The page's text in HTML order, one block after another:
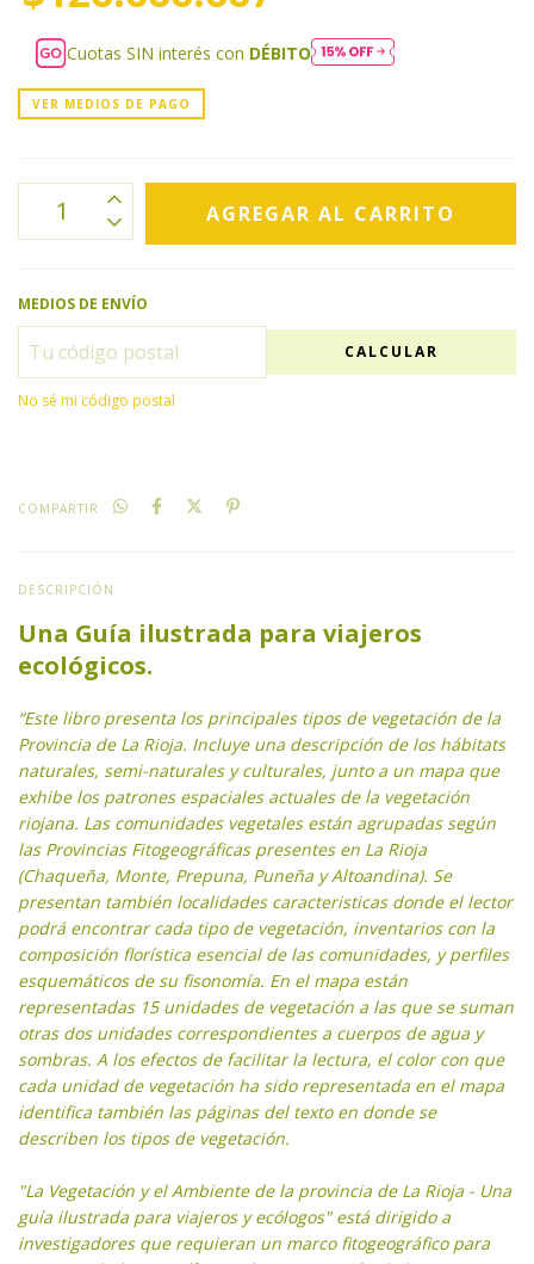
Cuotas SIN interés con DÉBITO
VER MEDIOS DE PAGO
MEDIOS DE ENVÍO
CALCULAR
No sé mi código postal
COMPARTIR
DESCRIPCIÓN
Una Guía ilustrada para viajeros
ecológicos.
“Este libro presenta los principales tipos de vegetación de la
Provincia de La Rioja. Incluye una descripción de los hábitats
naturales, semi-naturales y culturales, junto a un mapa que
exhibe los patrones espaciales actuales de la vegetación
riojana. Las comunidades vegetales están agrupadas según
las Provincias Fitogeográficas presentes en La Rioja
(Chaqueña, Monte, Prepuna, Puneña y Altoandina). Se
presentan también localidades caracteristicas donde el lector
podrá encontrar cada tipo de vegetación, inventarios con la
composición florística esencial de las comunidades, y perfiles
esquemáticos de su fisonomía. En el mapa están
representadas 15 unidades de vegetación a las que se suman
otras dos unidades correspondientes a cuerpos de agua y
sombras. A los efectos de facilitar la lectura, el color con que
cada unidad de vegetación ha sido representada en el mapa
identifica también las páginas del texto en donde se
describen los tipos de vegetación.
"La Vegetación y el Ambiente de la provincia de La Rioja - Una
guía ilustrada para viajeros y ecólogos" está dirigido a
investigadores que requieran un marco fitogeográfico para